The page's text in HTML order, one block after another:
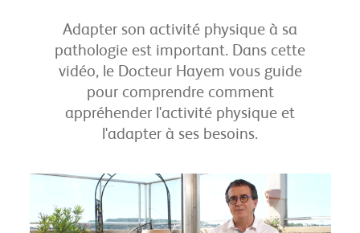
Adapter son activité physique à sa
pathologie est important. Dans cette
vidéo, le Docteur Hayem vous guide
pour comprendre comment
appréhender l'activité physique et
l'adapter à ses besoins.